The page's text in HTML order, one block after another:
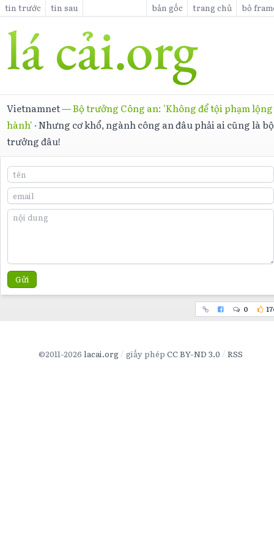
tin trước tin sau bản gốc trang chủ bỏ
Vietnamnet—Bộ trưởng Công an: 'Không để tội phạm lộng
hành' ·Nhưng cơ khổ, ngành công an đâu phải ai cũng là bộ
trưởng đâu!
Gửi
0
©2011-2026 lacai.org giấy phép CC BY-ND 3.0 RSS